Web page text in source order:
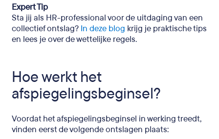
Expert Tip
Sta jij als HR-professional voor de uitdaging van een
collectief ontslag? In deze blog krijg je praktische tips
en lees je over de wettelijke regels.
Hoe werkt het
afspiegelingsbeginsel?
Voordat het afspiegelingsbeginsel in werking treedt,
vinden eerst de volgende ontslagen plaats: